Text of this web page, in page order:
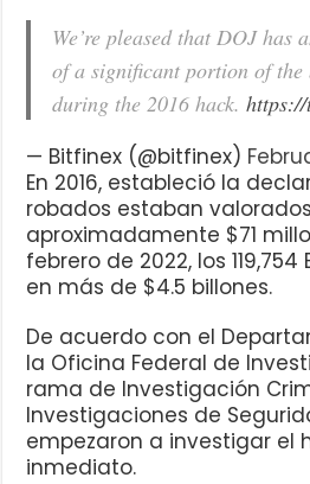
We’re pleased that DOJ has
of a significant portion of the
during the 2016 hack.
— Bitfinex (@bitfinex)
En 2016, estableció la
robados estaban
aproximadamente $71
febrero de 2022, los
en más de $4.5 billones.
De acuerdo con el
la Oficina Federal de
rama de Investigación
Investigaciones de
empezaron a investigar el
inmediato.